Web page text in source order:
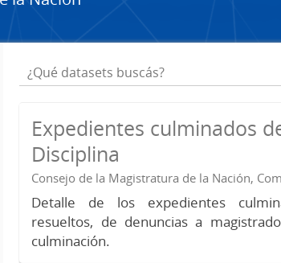
Expedientes culminados
Disciplina
Consejo de la Magistratura de la Nación,
Detalle de los expedientes
resueltos, de denuncias a
culminación.